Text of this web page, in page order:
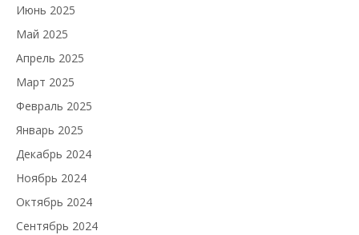
Июнь 2025
Май 2025
Апрель 2025
Март 2025
Февраль 2025
Январь 2025
Декабрь 2024
Ноябрь 2024
Октябрь 2024
Сентябрь 2024